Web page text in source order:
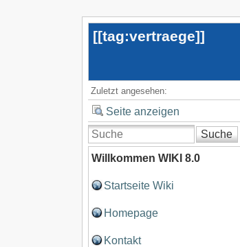
[[tag:vertraege]]
Zuletzt angesehen:
Seite anzeigen
Suche
Willkommen WIKI 8.0
Startseite Wiki
Homepage
Kontakt